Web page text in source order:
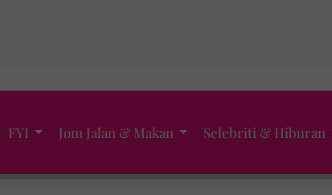
FYI Jom Jalan & Makan Selebriti & Hiburan